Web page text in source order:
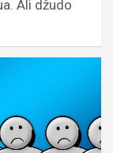
Ali džudo